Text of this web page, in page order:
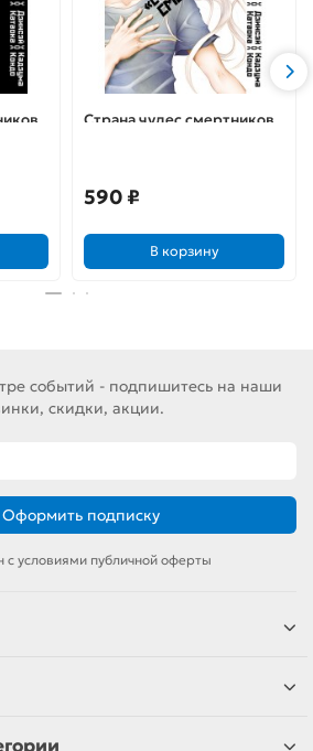
Страна чудес смертников.
590 ₽
В корзину
событий - подпишитесь на наши
скидки, акции.
Оформить подписку
с условиями публичной оферты